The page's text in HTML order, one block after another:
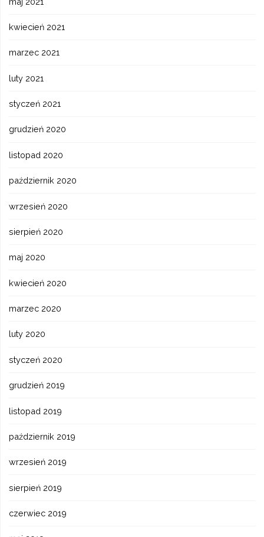
kwiecień 2021
marzec 2021
luty 2021
styczeń 2021
grudzień 2020
listopad 2020
październik 2020
wrzesień 2020
sierpień 2020
maj 2020
kwiecień 2020
marzec 2020
luty 2020
styczeń 2020
grudzień 2019
listopad 2019
październik 2019
wrzesień 2019
sierpień 2019
czerwiec 2019